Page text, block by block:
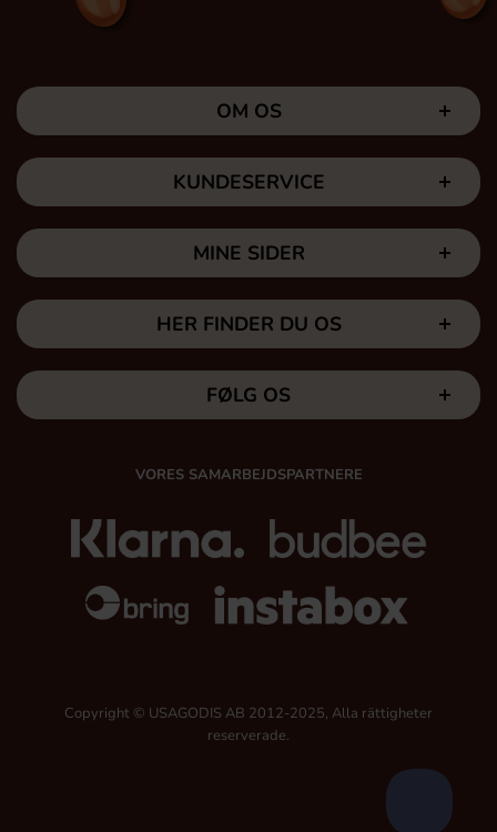
OM OS
KUNDESERVICE
MINE SIDER
HER FINDER DU OS
FØLG OS
VORES SAMARBEJDSPARTNERE
Copyright © USAGODIS AB 2012-2025, Alla rättigheter
reserverade.